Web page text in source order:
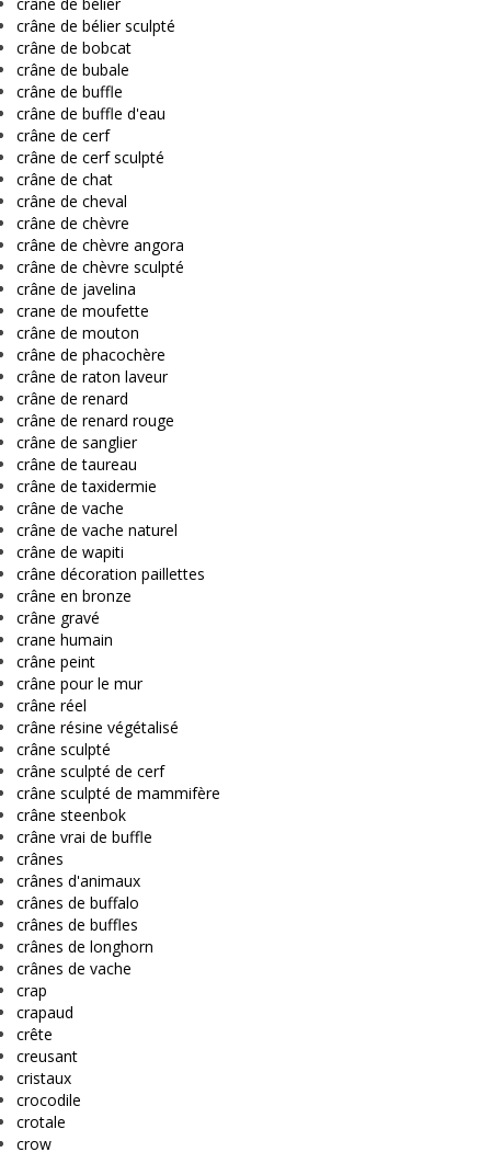
crâne de bélier sculpté
crâne de bobcat
crâne de bubale
crâne de buffle
crâne de buffle d'eau
crâne de cerf
crâne de cerf sculpté
crâne de chat
crâne de cheval
crâne de chèvre
crâne de chèvre angora
crâne de chèvre sculpté
crâne de javelina
crane de moufette
crâne de mouton
crâne de phacochère
crâne de raton laveur
crâne de renard
crâne de renard rouge
crâne de sanglier
crâne de taureau
crâne de taxidermie
crâne de vache
crâne de vache naturel
crâne de wapiti
crâne décoration paillettes
crâne en bronze
crâne gravé
crane humain
crâne peint
crâne pour le mur
crâne réel
crâne résine végétalisé
crâne sculpté
crâne sculpté de cerf
crâne sculpté de mammifère
crâne steenbok
crâne vrai de buffle
crânes
crânes d'animaux
crânes de buffalo
crânes de buffles
crânes de longhorn
crânes de vache
crap
crapaud
crête
creusant
cristaux
crocodile
crotale
crow